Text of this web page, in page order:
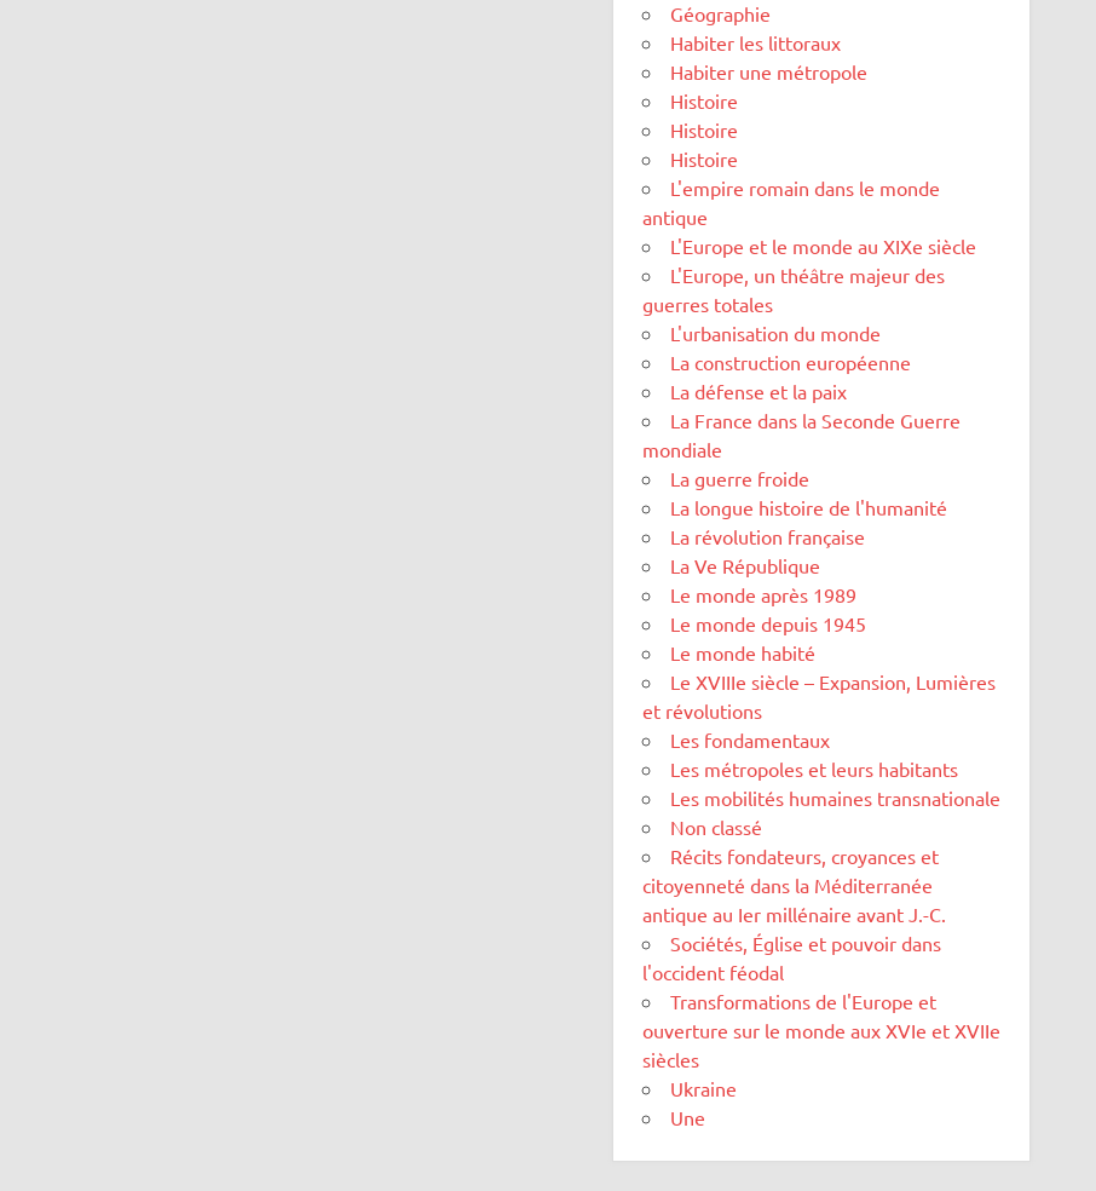
Géographie
Habiter les littoraux
Habiter une métropole
Histoire
Histoire
Histoire
L'empire romain dans le monde
antique
L'Europe et le monde au XIXe siècle
L'Europe, un théâtre majeur des
guerres totales
L'urbanisation du monde
La construction européenne
La défense et la paix
La France dans la Seconde Guerre
mondiale
La guerre froide
La longue histoire de l'humanité
La révolution française
La Ve République
Le monde après 1989
Le monde depuis 1945
Le monde habité
Le XVIIIe siècle – Expansion, Lumières
et révolutions
Les fondamentaux
Les métropoles et leurs habitants
Les mobilités humaines transnationale
Non classé
Récits fondateurs, croyances et
citoyenneté dans la Méditerranée
antique au Ier millénaire avant J.-C.
Sociétés, Église et pouvoir dans
l'occident féodal
Transformations de l'Europe et
ouverture sur le monde aux XVIe et XVIIe
siècles
Ukraine
Une